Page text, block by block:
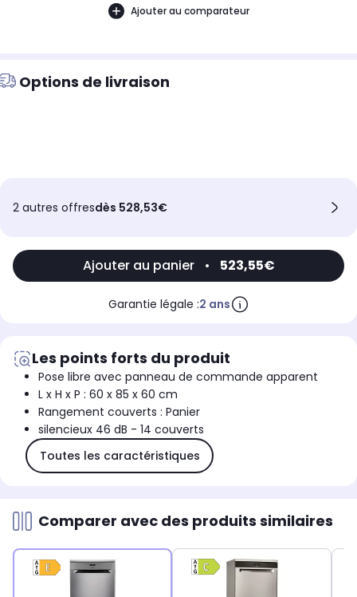
Ajouter au comparateur
Options de livraison
2 autres offresdès 528,53€
Ajouter au panier • 523,55€
Garantie légale :2 ans
Les points forts du produit
Pose libre avec panneau de commande apparent
L x H x P : 60 x 85 x 60 cm
Rangement couverts : Panier
silencieux 46 dB - 14 couverts
Toutes les caractéristiques
Comparer avec des produits similaires